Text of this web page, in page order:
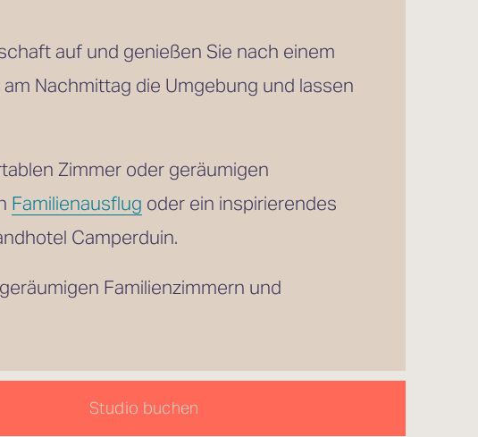
Nachmittag die Umgebung und lassen
Zimmer oder geräumigen
Familienausflug
Camperduin.
Familienzimmern und
Studio buchen